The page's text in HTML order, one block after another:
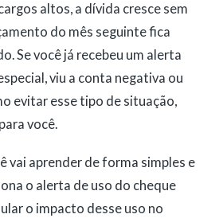
altos, a dívida cresce sem
do mês seguinte fica
Se você já recebeu um alerta
viu a conta negativa ou
evitar esse tipo de situação,
você.
vai aprender de forma simples e
o alerta de uso do cheque
o impacto desse uso no